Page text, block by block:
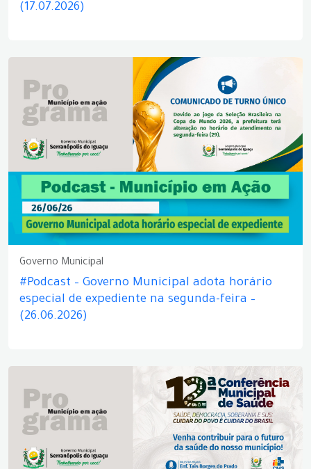
(17.07.2026)
Governo Municipal
#Podcast – Governo Municipal adota horário
especial de expediente na segunda-feira –
(26.06.2026)